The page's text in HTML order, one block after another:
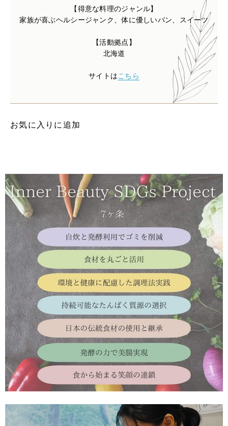
【得意な料理のジャンル】
家族が喜ぶヘルシージャンク、体に優しいパン、スイーツ
【活動拠点】
北海道
サイトは こちら
お気に入りに追加